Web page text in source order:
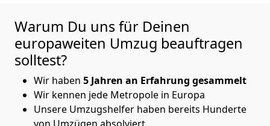
Warum Du uns für Deinen
europaweiten Umzug beauftragen
solltest?
Wir haben 5 Jahren an Erfahrung gesammelt
Wir kennen jede Metropole in Europa
Unsere Umzugshelfer haben bereits Hunderte